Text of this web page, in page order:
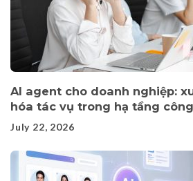
AI agent cho doanh nghiệp:
hóa tác vụ trong hạ tầng
July 22, 2026